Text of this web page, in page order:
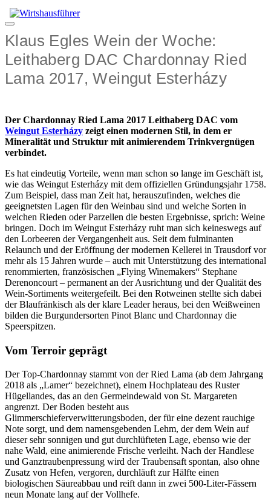
Zum
Inhalt
Menü
Klaus Egles Wein der Woche:
Leithaberg DAC Chardonnay Ried
Lama 2017, Weingut Esterházy
Der Chardonnay Ried Lama 2017 Leithaberg DAC vom
Weingut Esterházy zeigt einen modernen Stil, in dem er
Mineralität und Struktur mit animierendem Trinkvergnügen
verbindet.
Es hat eindeutig Vorteile, wenn man schon so lange im Geschäft ist,
wie das Weingut Esterházy mit dem offiziellen Gründungsjahr 1758.
Zum Beispiel, dass man Zeit hat, herauszufinden, welches die
geeignetsten Lagen für den Weinbau sind und welche Sorten in
welchen Rieden oder Parzellen die besten Ergebnisse, sprich: Weine
bringen. Doch im Weingut Esterházy ruht man sich keineswegs auf
den Lorbeeren der Vergangenheit aus. Seit dem fulminanten
Relaunch und der Eröffnung der modernen Kellerei in Trausdorf vor
mehr als 15 Jahren wurde – auch mit Unterstützung des international
renommierten, französischen „Flying Winemakers“ Stephane
Derenoncourt – permanent an der Ausrichtung und der Qualität des
Wein-Sortiments weitergefeilt. Bei den Rotweinen stellte sich dabei
der Blaufränkisch als der klare Leader heraus, bei den Weißweinen
bilden die Burgundersorten Pinot Blanc und Chardonnay die
Speerspitzen.
Vom Terroir geprägt
Der Top-Chardonnay stammt von der Ried Lama (ab dem Jahrgang
2018 als „Lamer“ bezeichnet), einem Hochplateau des Ruster
Hügellandes, das an den Germeindewald von St. Margareten
angrenzt. Der Boden besteht aus
Glimmerschieferverwitterungsboden, der für eine dezent rauchige
Note sorgt, und dem namensgebenden Lehm, der dem Wein auf
dieser sehr sonnigen und gut durchlüfteten Lage, ebenso wie der
nahe Wald, eine animierende Frische verleiht. Nach der Handlese
und Ganztraubenpressung wird der Traubensaft spontan, also ohne
Zusatz von Hefen, vergoren, durchläuft zur Hälfte einen
biologischen Säureabbau und reift dann in zwei 500-Liter-Fässern
neun Monate lang auf der Vollhefe.